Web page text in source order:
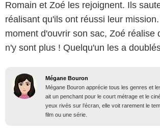
Romain et Zoé les rejoignent. Ils
réalisant qu'ils ont réussi leur
moment d'ouvrir son sac, Zoé réalise
n'y sont plus ! Quelqu'un les a
Mégane Bouron
Mégane Bouron apprécie tous les genres et
ait un penchant pour le court métrage et le
yeux rivés sur l’écran, elle voit rarement le
film ou une série.